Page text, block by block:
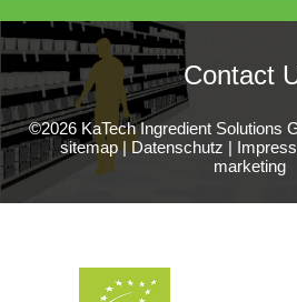
Contact
©2026 KaTech Ingredient Solutions
sitemap| Datenschutz |
marketing